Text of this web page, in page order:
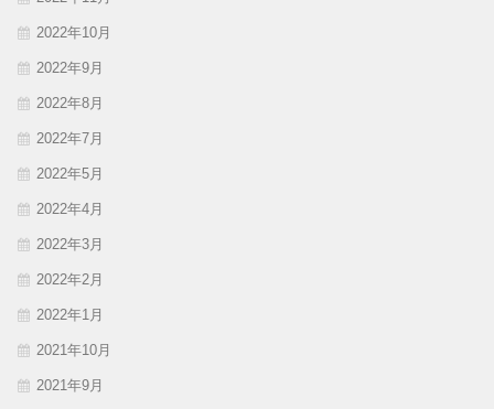
2022年10月
2022年9月
2022年8月
2022年7月
2022年5月
2022年4月
2022年3月
2022年2月
2022年1月
2021年10月
2021年9月